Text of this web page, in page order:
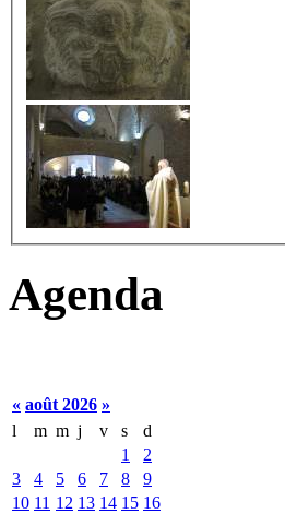
Agenda
« août 2026 »
l
m m j v s
d
1
2
3
4 5 6 7 8
9
10 11 12 13 14 15 16